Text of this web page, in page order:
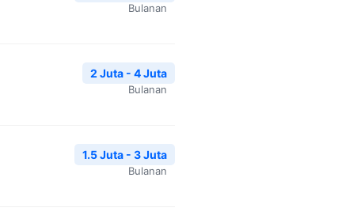
Bulanan
2 Juta - 4 Juta
Bulanan
1.5 Juta - 3 Juta
Bulanan